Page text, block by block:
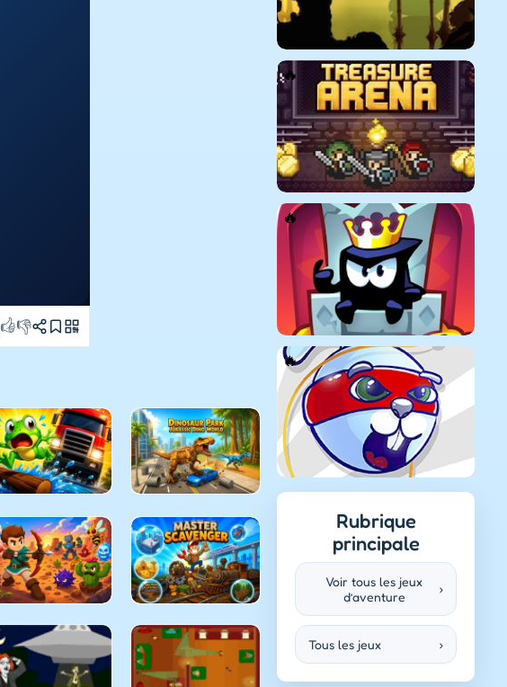
👍👎
Rubrique
principale
Voir tous les jeux
d’aventure
›
Tous les jeux ›